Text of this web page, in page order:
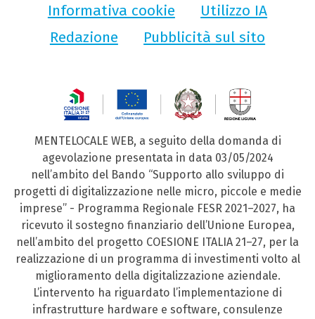
Informativa cookie
Utilizzo IA
Redazione
Pubblicità sul sito
MENTELOCALE WEB, a seguito della domanda di
agevolazione presentata in data 03/05/2024
nell’ambito del Bando “Supporto allo sviluppo di
progetti di digitalizzazione nelle micro, piccole e medie
imprese” - Programma Regionale FESR 2021–2027, ha
ricevuto il sostegno finanziario dell’Unione Europea,
nell’ambito del progetto COESIONE ITALIA 21–27, per la
realizzazione di un programma di investimenti volto al
miglioramento della digitalizzazione aziendale.
L’intervento ha riguardato l’implementazione di
infrastrutture hardware e software, consulenze